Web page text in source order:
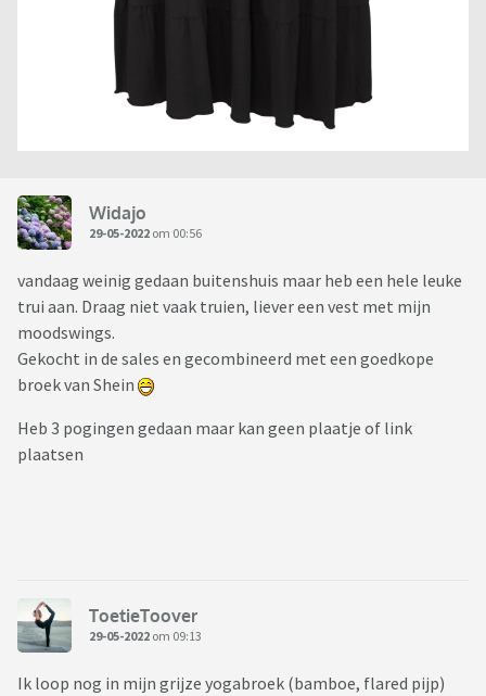
Widajo
29-05-2022 om 00:56
vandaag weinig gedaan buitenshuis maar heb een hele leuke
trui aan. Draag niet vaak truien, liever een vest met mijn
moodswings.
Gekocht in de sales en gecombineerd met een goedkope
broek van Shein
Heb 3 pogingen gedaan maar kan geen plaatje of link
plaatsen
ToetieToover
29-05-2022 om 09:13
Ik loop nog in mijn grijze yogabroek (bamboe, flared pijp)